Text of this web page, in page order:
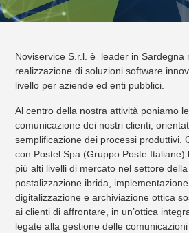
Noviservice S.r.l. è leader in Sardegna
realizzazione di soluzioni software
livello per aziende ed enti pubblici.
Al centro della nostra attività poniamo
comunicazione dei nostri clienti,
semplificazione dei processi produttivi.
con Postel Spa (Gruppo Poste Italiane)
più alti livelli di mercato nel settore
postalizzazione ibrida,
digitalizzazione e archiviazione ottica
ai clienti di affrontare, in un’ottica
legate alla gestione delle